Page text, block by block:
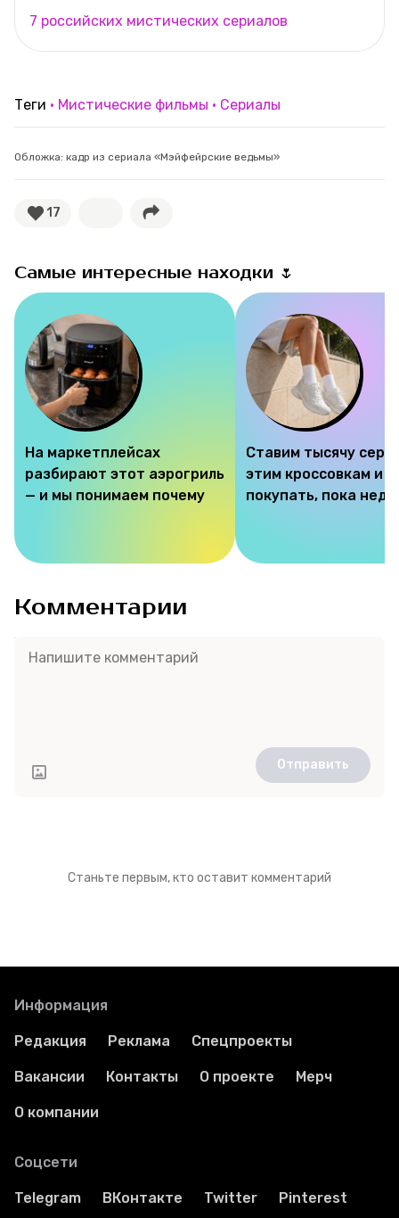
7 российских мистических сериалов
Теги Мистические фильмы Сериалы
Обложка: кадр из сериала «Мэйфейрские ведьмы»
17
Самые интересные находки 🌷
На маркетплейсах
разбирают этот аэрогриль
— и мы понимаем почему
Ставим тысячу
этим кроссовкам и
покупать, пока
Комментарии
Отправить
Станьте первым, кто оставит комментарий
Информация
Редакция Реклама Спецпроекты
Вакансии Контакты О проекте Мерч
О компании
Соцсети
Telegram ВКонтакте Twitter Pinterest